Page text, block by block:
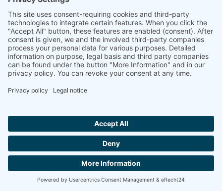
Hallo ich bin LINAI! Wie kann ich dir
BIZE ULAŞIN